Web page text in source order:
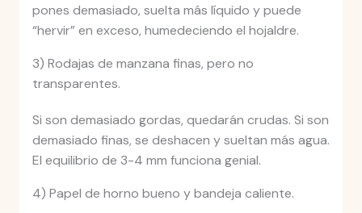
pones demasiado, suelta más líquido y puede
“hervir” en exceso, humedeciendo el hojaldre.
3) Rodajas de manzana finas, pero no
transparentes.
Si son demasiado gordas, quedarán crudas. Si son
demasiado finas, se deshacen y sueltan más agua.
El equilibrio de 3-4 mm funciona genial.
4) Papel de horno bueno y bandeja caliente.